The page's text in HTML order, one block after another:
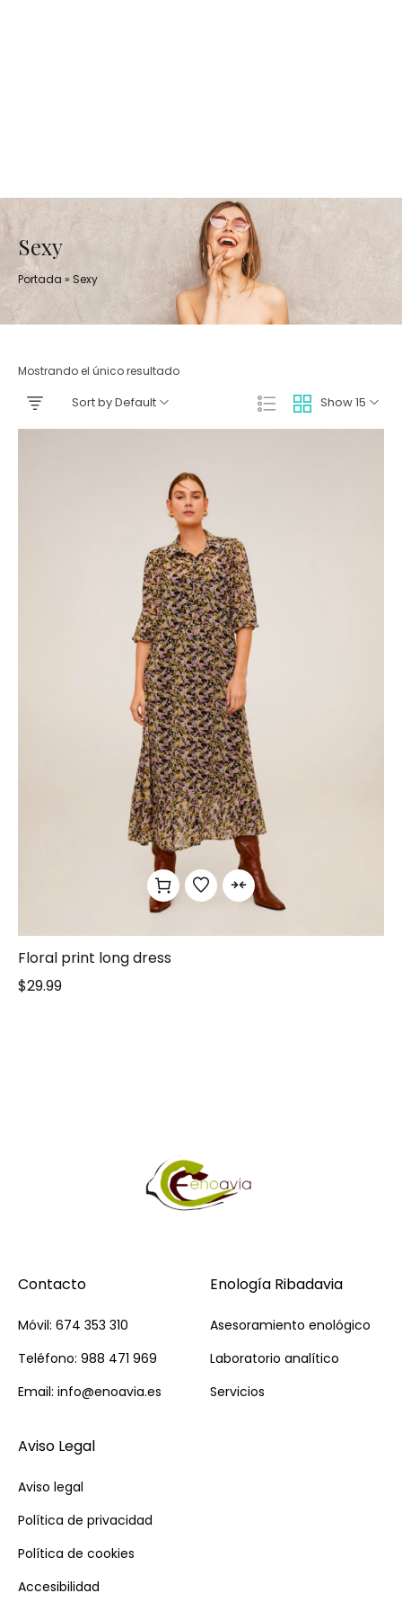
Sexy
Portada » Sexy
Mostrando el único resultado
Show 15
Sort by Default
Floral print long dress
$29.99
Contacto
Móvil: 674 353 310
Teléfono: 988 471 969
Email: info@enoavia.es
Enología Ribadavia
Asesoramiento enológico
Laboratorio analítico
Servicios
Aviso Legal
Aviso legal
Política de privacidad
Política de cookies
Accesibilidad